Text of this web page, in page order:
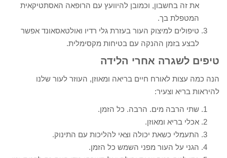
את זה בחשבון, וכמובן להיוועץ עם הרופאה האסתטיקאית
המטפלת בך.
טיפולים למיצוק העור בעזרת גלי רדיו ואולטאסאונד אפשר
לבצע בזמן ההנקה עם בטיחות מקסימלית.
טיפים לשגרה אחרי הלידה
הנה כמה עצות לאורח חיים בריאה ומאוזן, העוזר לעור שלנו
להיראות בריא וצעיר:
שתי הרבה מים. הרבה. כל הזמן.
אכלי בריא ומאוזן.
התעמלי כשאת יכולה וצאי להליכות עם התינוק.
הגני על העור מפני השמש כל הזמן.